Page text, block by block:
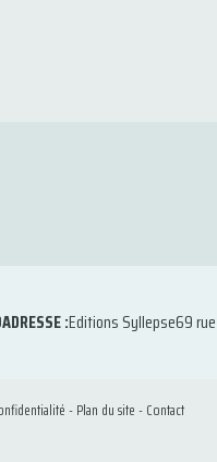
ADRESSE :Editions Syllepse69
-Plan du site-Contact